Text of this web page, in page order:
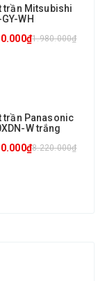
trần Mitsubishi
WH
1.980.000₫
trần Panasonic
W trắng
8.220.000₫